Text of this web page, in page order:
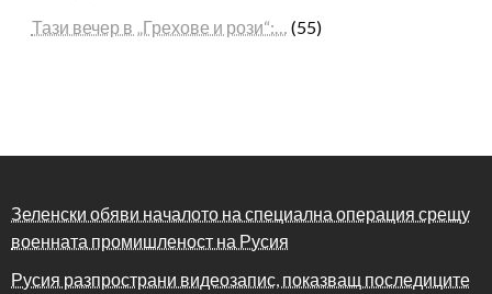
Тази вечер в „Грехове и рози“:… (55)
Зеленски обяви началото на специална операция срещу
военната промишленост на Русия
Русия разпространи видеозапис, показващ последиците